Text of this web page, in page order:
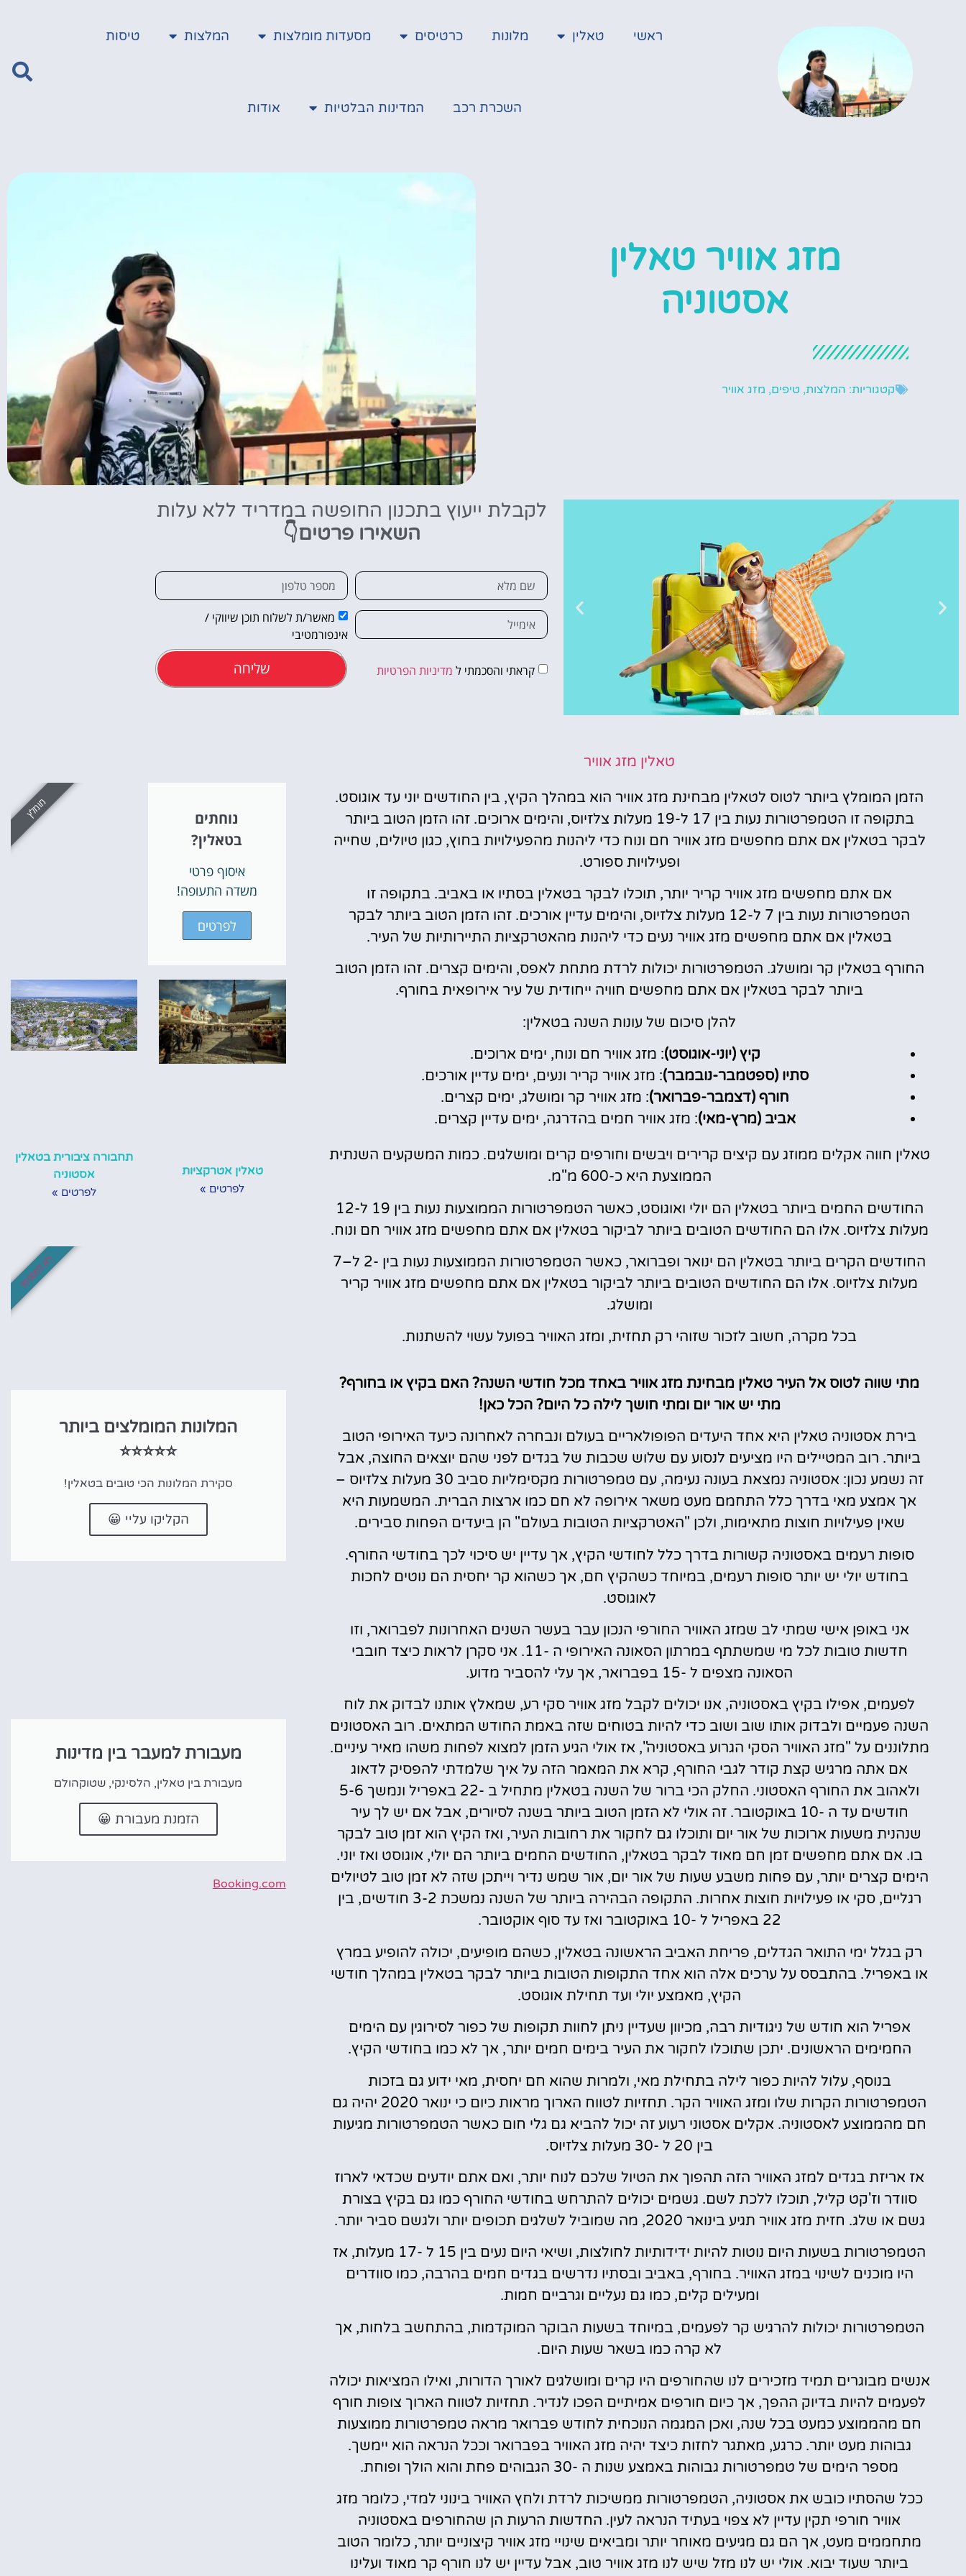
ראשי טאלין מלונות כרטיסים מסעדות מומלצות המלצות טיסות
השכרת רכב המדינות הבלטיות אודות
מזג אוויר טאלין
אסטוניה
קטגוריות: המלצות, טיפים, מזג אוויר
מציאת
טיסה זולה?
לחצו
פה!
מציאת מלון
מומלץ?
לחצו
פה!
וסיורים
הפעילויות השוות
לחצו פה!
לקבלת ייעוץ בתכנון החופשה במדריד ללא עלות
השאירו פרטים👇
מאשר/ת לשלוח תוכן שיווקי /
אינפורמטיבי
קראתי והסכמתי ל מדיניות הפרטיות שליחה
טאלין מזג אוויר
הזמן המומלץ ביותר לטוס לטאלין מבחינת מזג אוויר הוא במהלך הקיץ, בין החודשים יוני עד אוגוסט.
בתקופה זו הטמפרטורות נעות בין 17 ל-19 מעלות צלזיוס, והימים ארוכים. זהו הזמן הטוב ביותר
לבקר בטאלין אם אתם מחפשים מזג אוויר חם ונוח כדי ליהנות מהפעילויות בחוץ, כגון טיולים, שחייה
ופעילויות ספורט.
אם אתם מחפשים מזג אוויר קריר יותר, תוכלו לבקר בטאלין בסתיו או באביב. בתקופה זו
הטמפרטורות נעות בין 7 ל-12 מעלות צלזיוס, והימים עדיין אורכים. זהו הזמן הטוב ביותר לבקר
בטאלין אם אתם מחפשים מזג אוויר נעים כדי ליהנות מהאטרקציות התיירותיות של העיר.
החורף בטאלין קר ומושלג. הטמפרטורות יכולות לרדת מתחת לאפס, והימים קצרים. זהו הזמן הטוב
ביותר לבקר בטאלין אם אתם מחפשים חוויה ייחודית של עיר אירופאית בחורף.
להלן סיכום של עונות השנה בטאלין:
קיץ (יוני-אוגוסט): מזג אוויר חם ונוח, ימים ארוכים.
סתיו (ספטמבר-נובמבר): מזג אוויר קריר ונעים, ימים עדיין אורכים.
חורף (דצמבר-פברואר): מזג אוויר קר ומושלג, ימים קצרים.
אביב (מרץ-מאי): מזג אוויר חמים בהדרגה, ימים עדיין קצרים.
טאלין חווה אקלים ממוזג עם קיצים קרירים ויבשים וחורפים קרים ומושלגים. כמות המשקעים השנתית
הממוצעת היא כ-600 מ"מ.
החודשים החמים ביותר בטאלין הם יולי ואוגוסט, כאשר הטמפרטורות הממוצעות נעות בין 19 ל-12
מעלות צלזיוס. אלו הם החודשים הטובים ביותר לביקור בטאלין אם אתם מחפשים מזג אוויר חם ונוח.
החודשים הקרים ביותר בטאלין הם ינואר ופברואר, כאשר הטמפרטורות הממוצעות נעות בין -2 ל–7
מעלות צלזיוס. אלו הם החודשים הטובים ביותר לביקור בטאלין אם אתם מחפשים מזג אוויר קריר
ומושלג.
בכל מקרה, חשוב לזכור שזוהי רק תחזית, ומזג האוויר בפועל עשוי להשתנות.
מתי שווה לטוס אל העיר טאלין מבחינת מזג אוויר באחד מכל חודשי השנה? האם בקיץ או בחורף?
מתי יש אור יום ומתי חושך לילה כל היום? הכל כאן!
בירת אסטוניה טאלין היא אחד היעדים הפופולאריים בעולם ונבחרה לאחרונה כיעד האירופי הטוב
ביותר. רוב המטיילים היו מציעים לנסוע עם שלוש שכבות של בגדים לפני שהם יוצאים החוצה, אבל
זה נשמע נכון: אסטוניה נמצאת בעונה נעימה, עם טמפרטורות מקסימליות סביב 30 מעלות צלזיוס –
אך אמצע מאי בדרך כלל התחמם מעט משאר אירופה לא חם כמו ארצות הברית. המשמעות היא
שאין פעילויות חוצות מתאימות, ולכן "האטרקציות הטובות בעולם" הן ביעדים הפחות סבירים.
סופות רעמים באסטוניה קשורות בדרך כלל לחודשי הקיץ, אך עדיין יש סיכוי לכך בחודשי החורף.
בחודש יולי יש יותר סופות רעמים, במיוחד כשהקיץ חם, אך כשהוא קר יחסית הם נוטים לחכות
לאוגוסט.
אני באופן אישי שמתי לב שמזג האוויר החורפי הנכון עבר בעשר השנים האחרונות לפברואר, וזו
חדשות טובות לכל מי שמשתתף במרתון הסאונה האירופי ה -11. אני סקרן לראות כיצד חובבי
הסאונה מצפים ל -15 בפברואר, אך עלי להסביר מדוע.
לפעמים, אפילו בקיץ באסטוניה, אנו יכולים לקבל מזג אוויר סקי רע, שמאלץ אותנו לבדוק את לוח
השנה פעמיים ולבדוק אותו שוב ושוב כדי להיות בטוחים שזה באמת החודש המתאים. רוב האסטונים
מתלוננים על "מזג האוויר הסקי הגרוע באסטוניה", אז אולי הגיע הזמן למצוא לפחות משהו מאיר עיניים.
אם אתה מרגיש קצת קודר לגבי החורף, קרא את המאמר הזה על איך שלמדתי להפסיק לדאוג
ולאהוב את החורף האסטוני. החלק הכי ברור של השנה בטאלין מתחיל ב -22 באפריל ונמשך 5-6
חודשים עד ה -10 באוקטובר. זה אולי לא הזמן הטוב ביותר בשנה לסיורים, אבל אם יש לך עיר
שנהנית משעות ארוכות של אור יום ותוכלו גם לחקור את רחובות העיר, ואז הקיץ הוא זמן טוב לבקר
בו. אם אתם מחפשים זמן חם מאוד לבקר בטאלין, החודשים החמים ביותר הם יולי, אוגוסט ואז יוני.
הימים קצרים יותר, עם פחות משבע שעות של אור יום, אור שמש נדיר וייתכן שזה לא זמן טוב לטיולים
רגליים, סקי או פעילויות חוצות אחרות. התקופה הבהירה ביותר של השנה נמשכת 3-2 חודשים, בין
22 באפריל ל -10 באוקטובר ואז עד סוף אוקטובר.
רק בגלל ימי התואר הגדלים, פריחת האביב הראשונה בטאלין, כשהם מופיעים, יכולה להופיע במרץ
או באפריל. בהתבסס על ערכים אלה הוא אחד התקופות הטובות ביותר לבקר בטאלין במהלך חודשי
הקיץ, מאמצע יולי ועד תחילת אוגוסט.
אפריל הוא חודש של ניגודיות רבה, מכיוון שעדיין ניתן לחוות תקופות של כפור לסירוגין עם הימים
החמימים הראשונים. יתכן שתוכלו לחקור את העיר בימים חמים יותר, אך לא כמו בחודשי הקיץ.
בנוסף, עלול להיות כפור לילה בתחילת מאי, ולמרות שהוא חם יחסית, מאי ידוע גם בזכות
הטמפרטורות הקרות שלו ומזג האוויר הקר. תחזיות לטווח הארוך מראות כיום כי ינואר 2020 יהיה גם
חם מהממוצע לאסטוניה. אקלים אסטוני רעוע זה יכול להביא גם גלי חום כאשר הטמפרטורות מגיעות
בין 20 ל -30 מעלות צלזיוס.
אז אריזת בגדים למזג האוויר הזה תהפוך את הטיול שלכם לנוח יותר, ואם אתם יודעים שכדאי לארוז
סוודר וז'קט קליל, תוכלו ללכת לשם. גשמים יכולים להתרחש בחודשי החורף כמו גם בקיץ בצורת
גשם או שלג. חזית מזג אוויר תגיע בינואר 2020, מה שמוביל לשלגים תכופים יותר ולגשם סביר יותר.
הטמפרטורות בשעות היום נוטות להיות ידידותיות לחולצות, ושיאי היום נעים בין 15 ל -17 מעלות, אז
היו מוכנים לשינוי במזג האוויר. בחורף, באביב ובסתיו נדרשים בגדים חמים בהרבה, כמו סוודרים
ומעילים קלים, כמו גם נעליים וגרביים חמות.
הטמפרטורות יכולות להרגיש קר לפעמים, במיוחד בשעות הבוקר המוקדמות, בהתחשב בלחות, אך
לא קרה כמו בשאר שעות היום.
אנשים מבוגרים תמיד מזכירים לנו שהחורפים היו קרים ומושלגים לאורך הדורות, ואילו המציאות יכולה
לפעמים להיות בדיוק ההפך, אך כיום חורפים אמיתיים הפכו לנדיר. תחזיות לטווח הארוך צופות חורף
חם מהממוצע כמעט בכל שנה, ואכן המגמה הנוכחית לחודש פברואר מראה טמפרטורות ממוצעות
גבוהות מעט יותר. כרגע, מאתגר לחזות כיצד יהיה מזג האוויר בפברואר וככל הנראה הוא יימשך.
מספר הימים של טמפרטורות גבוהות באמצע שנות ה -30 הגבוהים פחת והוא הולך ופוחת.
ככל שהסתיו כובש את אסטוניה, הטמפרטורות ממשיכות לרדת ולחץ האוויר בינוני למדי, כלומר מזג
אוויר חורפי תקין עדיין לא צפוי בעתיד הנראה לעין. החדשות הרעות הן שהחורפים באסטוניה
מתחממים מעט, אך הם גם מגיעים מאוחר יותר ומביאים שינויי מזג אוויר קיצוניים יותר, כלומר הטוב
ביותר שעוד יבוא. אולי יש לנו מזל שיש לנו מזג אוויר טוב, אבל עדיין יש לנו חורף קר מאוד ועלינו
נוחתים
בטאלין?
איסוף פרטי
משדה התעופה!
לפרטים
מומלץ
טאלין אטרקציות
לפרטים »
תחבורה ציבורית בטאלין
אסטוניה
לפרטים »
המלונות המומלצים ביותר
⭐⭐⭐⭐⭐
סקירת המלונות הכי טובים בטאלין!
הקליקו עליי 😀
לא לפספס!
מעבורת למעבר בין מדינות
מעבורת בין טאלין, הלסינקי, שטוקהולם
הזמנת מעבורת 😀
Booking.com